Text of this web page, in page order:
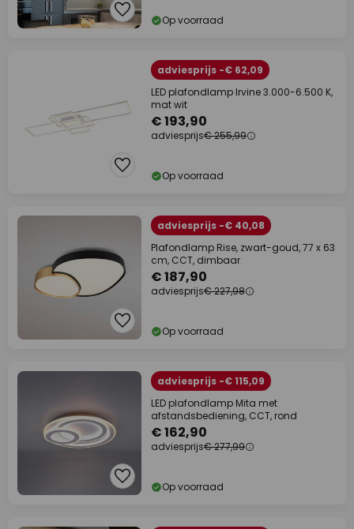
Op voorraad
adviesprijs -€ 62,09
LED plafondlamp Irvine 3.000-6.500 K,
mat wit
€ 193,90
adviesprijs€ 255,99
Op voorraad
adviesprijs -€ 40,08
Plafondlamp Rise, zwart-goud, 77 x 63
cm, CCT, dimbaar
€ 187,90
adviesprijs€ 227,98
Op voorraad
adviesprijs -€ 115,09
LED plafondlamp Mita met
afstandsbediening, CCT, rond
€ 162,90
adviesprijs€ 277,99
Op voorraad